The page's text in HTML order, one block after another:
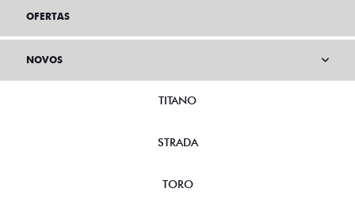
OFERTAS
NOVOS
TITANO
STRADA
TORO